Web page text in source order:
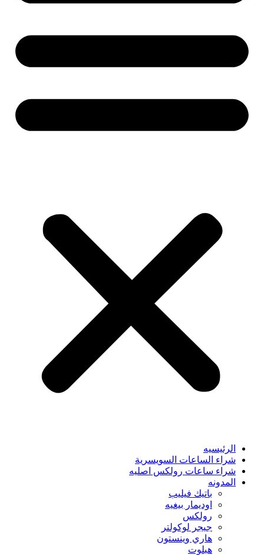
الرئيسيه
شراء الساعات السويسرية
شراء ساعات رولكس اصليه
المدونه
باتيك فيليب
اوديمار بيغيه
رولكس
جيجر لوكولتر
هاري وينستون
هبلوت